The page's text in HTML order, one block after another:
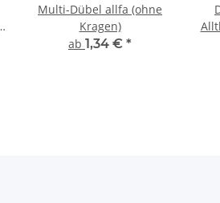
Multi-Dübel allfa (ohne
Kragen)
ab 1,34 € *